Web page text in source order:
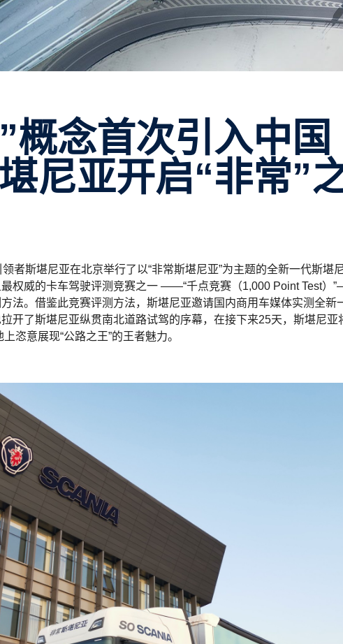
尼亚开启“非常”
者斯堪尼亚在北京举行了以“非常斯堪尼亚”为主题的全新一代斯堪
权威的卡车驾驶评测竞赛之一 ——“千点竞赛（1,000 Point Test）
法。借鉴此竞赛评测方法，斯堪尼亚邀请国内商用车媒体实测全新
开了斯堪尼亚纵贯南北道路试驾的序幕，在接下来25天，斯堪尼亚
恣意展现“公路之王”的王者魅力。